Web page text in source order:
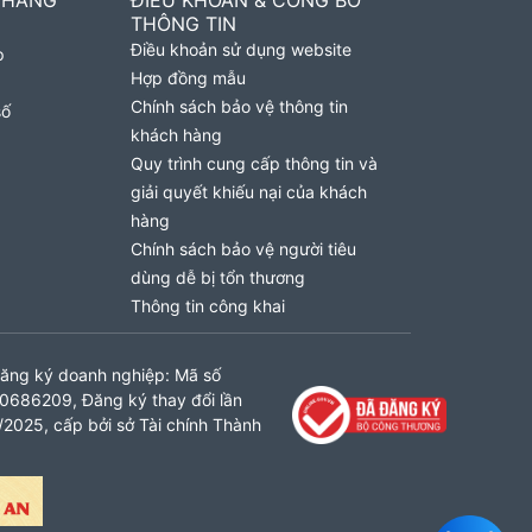
THÔNG TIN
Điều khoản sử dụng website
Hợp đồng mẫu
Chính sách bảo vệ thông tin
khách hàng
Quy trình cung cấp thông tin và
giải quyết khiếu nại của khách
hàng
Chính sách bảo vệ người tiêu
dùng dễ bị tổn thương
Thông tin công khai
ký doanh nghiệp: Mã số
Đăng ký thay đổi lần
cấp bởi sở Tài chính Thành